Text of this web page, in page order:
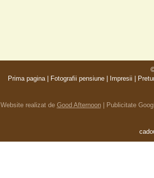
Prima pagina| Fotografii pensiune Impresii
Website realizat de Good Afternoon| Publicitate